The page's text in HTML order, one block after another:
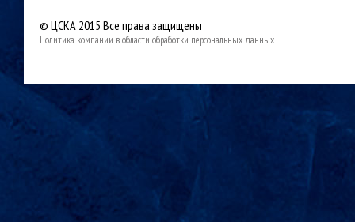
© ЦСКА 2015 Все права защищены
Политика компании в области обработки персональных данных